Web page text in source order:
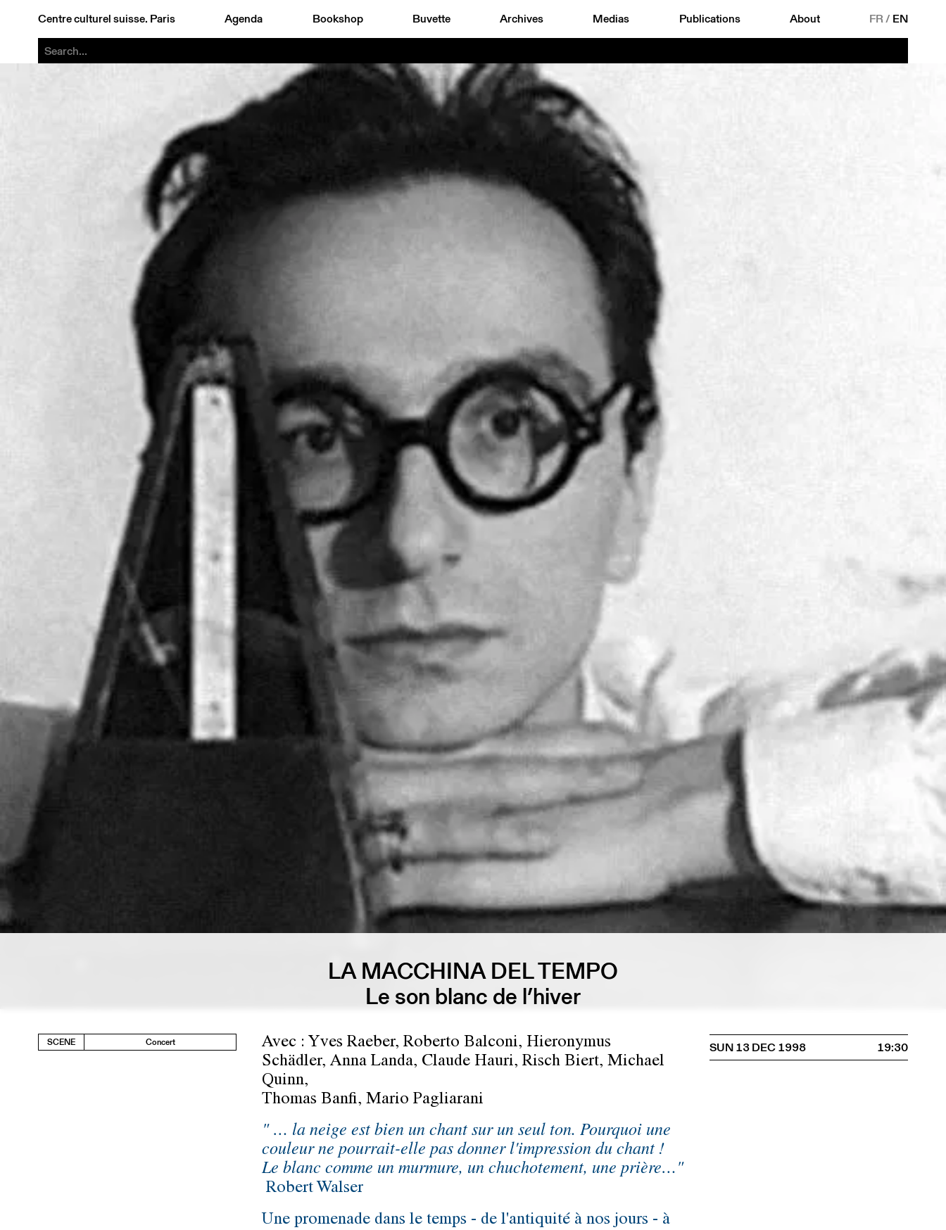
Centre culturel suisse. Paris Agenda Bookshop Buvette Archives Medias Publications About FR/ EN
LA MACCHINA DEL TEMPO
Le son blanc de l’hiver
SCENE Concert
Avec : Yves Raeber, Roberto Balconi, Hieronymus
Schädler, Anna Landa, Claude Hauri, Risch Biert, Michael
Quinn,
Thomas Banfi, Mario Pagliarani
" … la neige est bien un chant sur un seul ton. Pourquoi une
couleur ne pourrait-elle pas donner l'impression du chant !
Le blanc comme un murmure, un chuchotement, une prière…"
Robert Walser
Une promenade dans le temps - de l'antiquité à nos jours - à
SUN 13 DEC 1998 19:30